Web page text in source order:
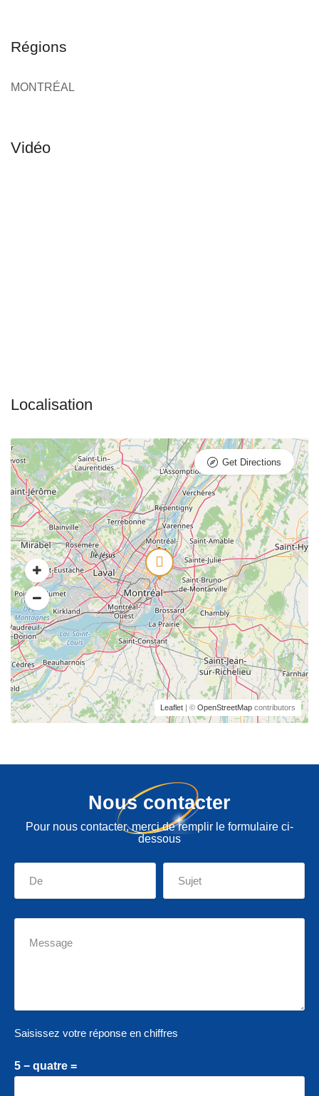
Régions
MONTRÉAL
Leaflet | © OpenStreetMap contributors
Get Directions
Nous contacter
Pour nous contacter, merci de remplir le formulaire ci-
dessous
Saisissez votre réponse en chiffres
5 − quatre =